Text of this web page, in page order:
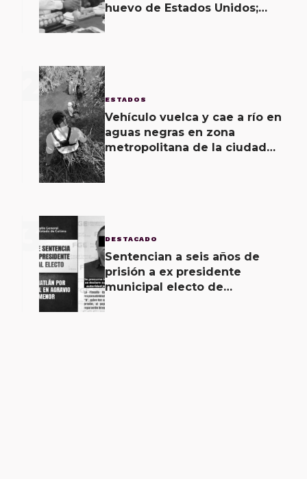
huevo de Estados Unidos;
2 ESTADOS
Vehículo vuelca y cae a río en
aguas negras en zona
metropolitana de la ciudad
3 DESTACADO
Sentencian a seis años de
prisión a ex presidente
municipal electo de